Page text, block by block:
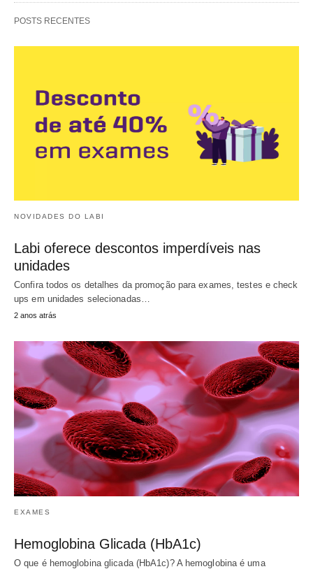
POSTS RECENTES
NOVIDADES DO LABI
Labi oferece descontos imperdíveis nas
unidades
Confira todos os detalhes da promoção para exames, testes e check
ups em unidades selecionadas…
2 anos atrás
EXAMES
Hemoglobina Glicada (HbA1c)
O que é hemoglobina glicada (HbA1c)? A hemoglobina é uma